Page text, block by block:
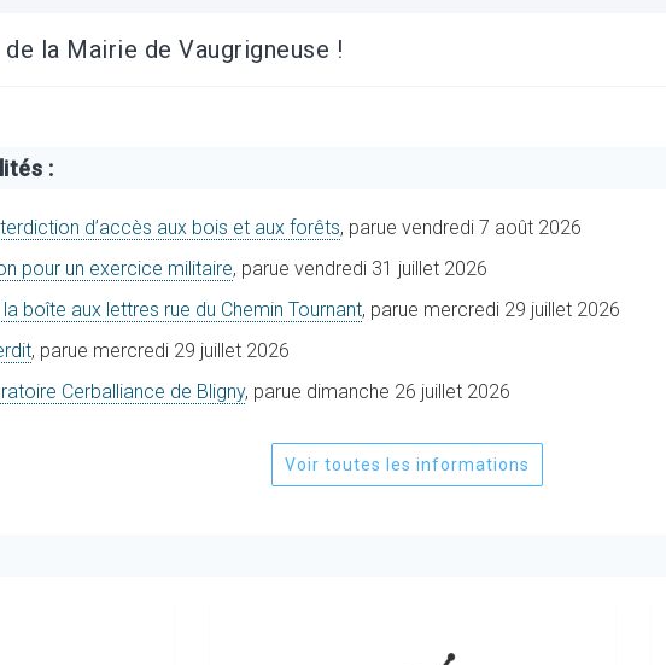
la Mairie de Vaugrigneuse !
:
d’accès aux bois et aux forêts, parue vendredi 7 août 2026
pour un exercice militaire, parue vendredi 31 juillet 2026
boîte aux lettres rue du Chemin Tournant, parue mercredi 29 juillet 2026
, parue mercredi 29 juillet 2026
Cerballiance de Bligny, parue dimanche 26 juillet 2026
Voir toutes les informations